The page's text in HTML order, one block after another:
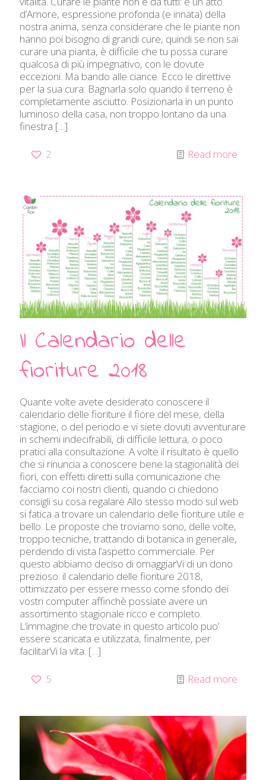
d’Amore, espressione profonda (e innata) della
nostra anima, senza considerare che le piante non
hanno poi bisogno di grandi cure, quindi se non sai
curare una pianta, è difficile che tu possa curare
qualcosa di più impegnativo, con le dovute
eccezioni. Ma bando alle ciance. Ecco le direttive
per la sua cura: Bagnarla solo quando il terreno è
completamente asciutto. Posizionarla in un punto
luminoso della casa, non troppo lontano da una
finestra […]
2 Read more
Il Calendario delle
fioriture 2018
Quante volte avete desiderato conoscere il
calendario delle fioriture il fiore del mese, della
stagione, o del periodo e vi siete dovuti avventurare
in schemi indecifrabili, di difficile lettura, o poco
pratici alla consultazione. A volte il risultato è quello
che si rinuncia a conoscere bene la stagionalità dei
fiori, con effetti diretti sulla comunicazione che
facciamo coi nostri clienti, quando ci chiedono
consigli su cosa regalare Allo stesso modo sul web
si fatica a trovare un calendario delle fioriture utile e
bello. Le proposte che troviamo sono, delle volte,
troppo tecniche, trattando di botanica in generale,
perdendo di vista l’aspetto commerciale. Per
questo abbiamo deciso di omaggiarVi di un dono
prezioso: il calendario delle fioriture 2018,
ottimizzato per essere messo come sfondo dei
vostri computer affinchè possiate avere un
assortimento stagionale ricco e completo.
L’immagine che trovate in questo articolo puo’
essere scaricata e utilizzata, finalmente, per
facilitarVi la vita. […]
5 Read more